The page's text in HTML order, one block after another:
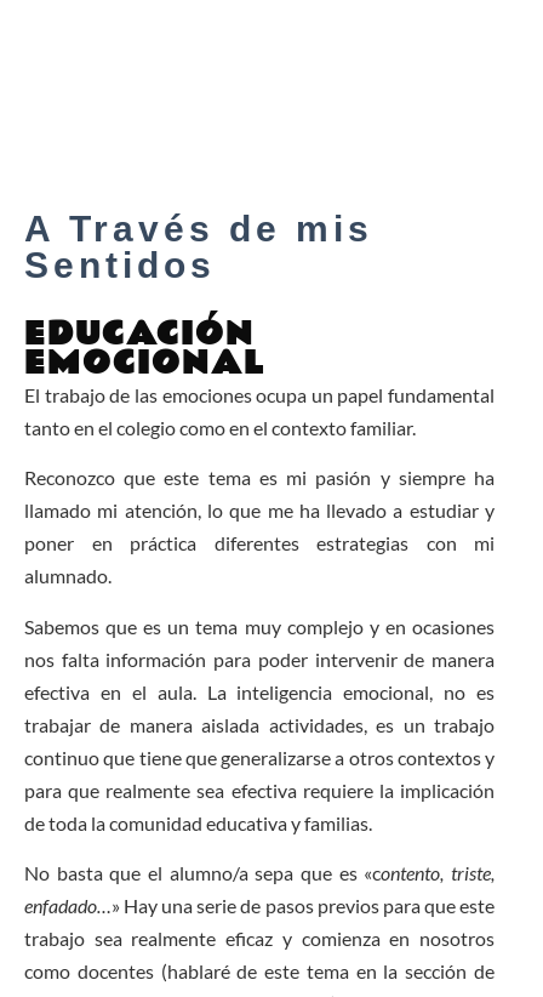
A Través de mis
Sentidos
EDUCACIÓN
EMOCIONAL
El trabajo de las emociones ocupa un papel fundamental
tanto en el colegio como en el contexto familiar.
Reconozco que este tema es mi pasión y siempre ha
llamado mi atención, lo que me ha llevado a estudiar y
poner en práctica diferentes estrategias con mi
alumnado.
Sabemos que es un tema muy complejo y en ocasiones
nos falta información para poder intervenir de manera
efectiva en el aula. La inteligencia emocional, no es
trabajar de manera aislada actividades, es un trabajo
continuo que tiene que generalizarse a otros contextos y
para que realmente sea efectiva requiere la implicación
de toda la comunidad educativa y familias.
No basta que el alumno/a sepa que es «contento, triste,
enfadado…» Hay una serie de pasos previos para que este
trabajo sea realmente eficaz y comienza en nosotros
como docentes (hablaré de este tema en la sección de